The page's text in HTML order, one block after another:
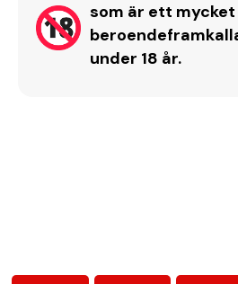
som är ett mycket
under 18 år.